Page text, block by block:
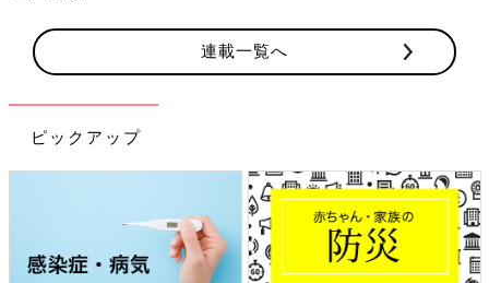
連載一覧へ
ピックアップ